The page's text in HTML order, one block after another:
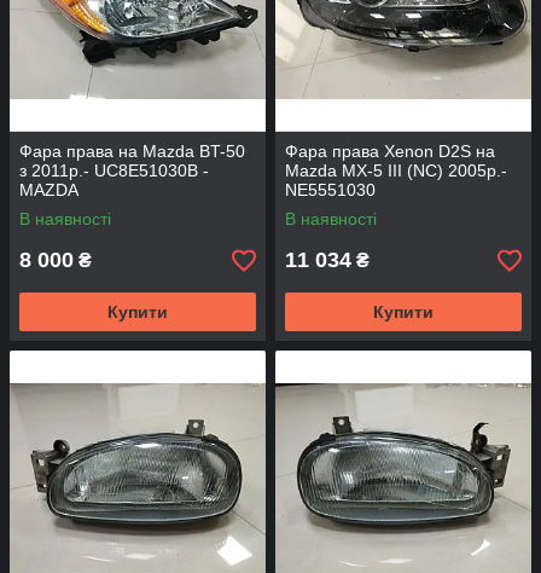
Фара права на Mazda BT-50
з 2011р.- UC8E51030B -
MAZDA
В наявності
8 000 ₴
Купити
Фара права Xenon D2S на
Mazda MX-5 III (NC) 2005р.-
NE5551030
В наявності
11 034 ₴
Купити